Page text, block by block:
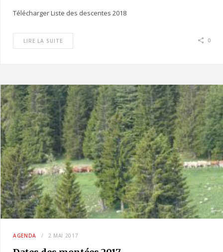
Télécharger Liste des descentes 2018
LIRE LA SUITE 0
AGENDA 2 MAI 2017